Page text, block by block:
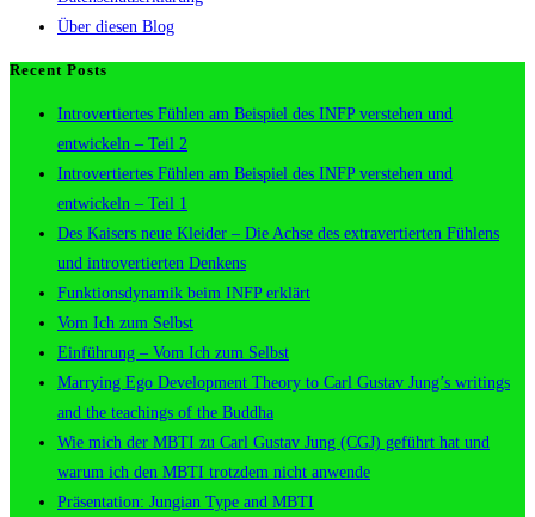
Über diesen Blog
Recent Posts
Introvertiertes Fühlen am Beispiel des INFP verstehen und
entwickeln – Teil 2
Introvertiertes Fühlen am Beispiel des INFP verstehen und
entwickeln – Teil 1
Des Kaisers neue Kleider – Die Achse des extravertierten Fühlens
und introvertierten Denkens
Funktionsdynamik beim INFP erklärt
Vom Ich zum Selbst
Einführung – Vom Ich zum Selbst
Marrying Ego Development Theory to Carl Gustav Jung’s writings
and the teachings of the Buddha
Wie mich der MBTI zu Carl Gustav Jung (CGJ) geführt hat und
warum ich den MBTI trotzdem nicht anwende
Präsentation: Jungian Type and MBTI